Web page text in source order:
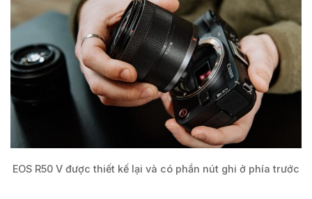
EOS R50 V được thiết kế lại và có phần nút ghi ở phía trước